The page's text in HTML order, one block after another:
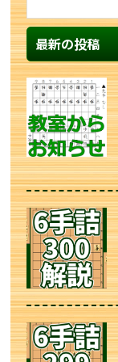
最新の投稿